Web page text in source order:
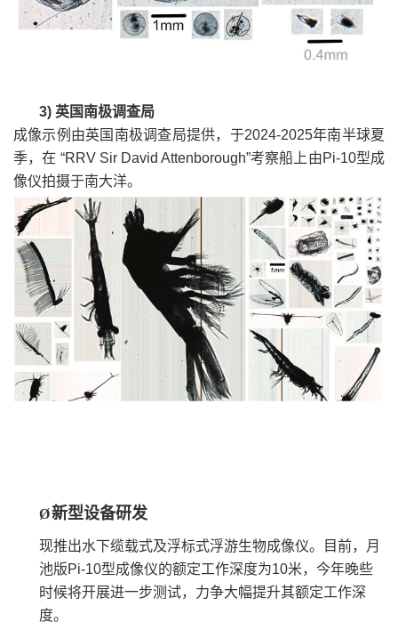
3) 英国南极调查局
成像示例由英国南极调查局提供，于2024-2025年南半球夏
季，在 “RRV Sir David Attenborough”考察船上由Pi-10型成
像仪拍摄于南大洋。
Ø新型设备研发
现推出水下缆载式及浮标式浮游生物成像仪。目前，月
池版Pi-10型成像仪的额定工作深度为10米，今年晚些
时候将开展进一步测试，力争大幅提升其额定工作深
度。